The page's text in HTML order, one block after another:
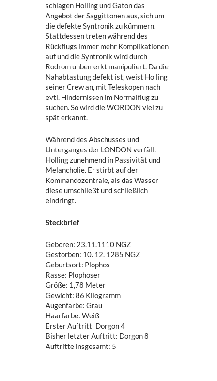
schlagen Holling und Gaton das
Angebot der Saggittonen aus, sich um
die defekte Syntronik zu kümmern.
Stattdessen treten während des
Rückflugs immer mehr Komplikationen
auf und die Syntronik wird durch
Rodrom unbemerkt manipuliert. Da die
Nahabtastung defekt ist, weist Holling
seiner Crew an, mit Teleskopen nach
evtl. Hindernissen im Normalflug zu
suchen. So wird die WORDON viel zu
spät erkannt.
Während des Abschusses und
Unterganges der LONDON verfällt
Holling zunehmend in Passivität und
Melancholie. Er stirbt auf der
Kommandozentrale, als das Wasser
diese umschließt und schließlich
eindringt.
Steckbrief
Geboren: 23.11.1110 NGZ
Gestorben: 10. 12. 1285 NGZ
Geburtsort: Plophos
Rasse: Plophoser
Größe: 1,78 Meter
Gewicht: 86 Kilogramm
Augenfarbe: Grau
Haarfarbe: Weiß
Erster Auftritt: Dorgon 4
Bisher letzter Auftritt: Dorgon 8
Auftritte insgesamt: 5